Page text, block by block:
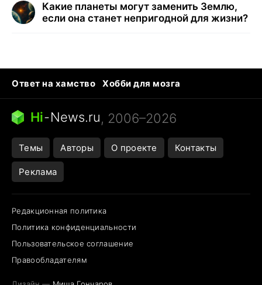
Какие планеты могут заменить Землю,
если она станет непригодной для жизни?
Ответ на хамство
Хобби для мозга
Бензин 100 vs 95
Тунцы в океанариуме
Следующая пандемия
Hi-News.ru, 2006–2026
Темы Авторы О проекте Контакты
Реклама
Редакционная политика
Политика конфиденциальности
Пользовательское соглашение
Правообладателям